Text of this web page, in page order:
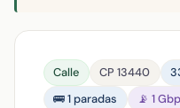
Calle CP 13440
🚌 1 paradas
📡 1